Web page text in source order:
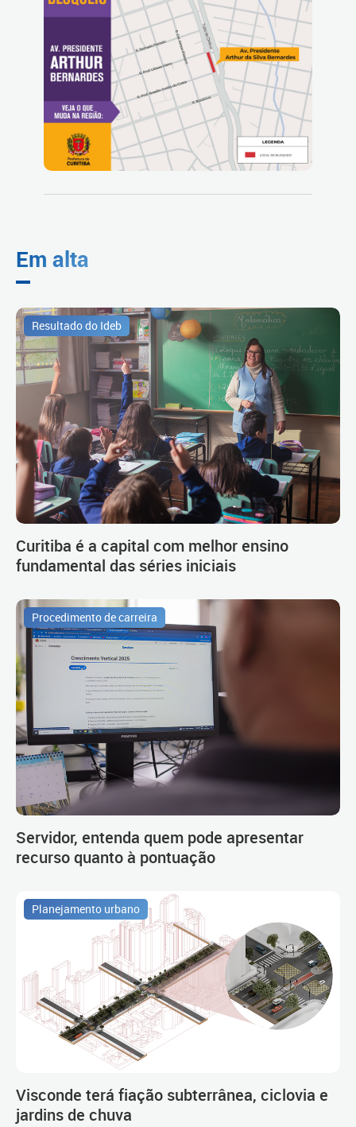
Em alta
Resultado do Ideb
Curitiba é a capital com melhor ensino
fundamental das séries iniciais
Procedimento de carreira
Servidor, entenda quem pode apresentar
recurso quanto à pontuação
Planejamento urbano
Visconde terá fiação subterrânea, ciclovia e
jardins de chuva